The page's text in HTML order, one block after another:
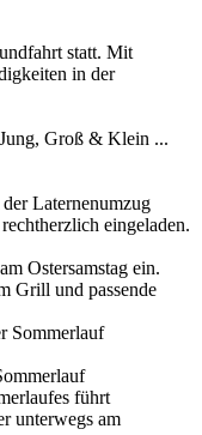
statt. Mit
in der
Groß & Klein ...
Laternenumzug
eingeladen.
Ostersamstag ein.
Grill und passende
führt
unterwegs am